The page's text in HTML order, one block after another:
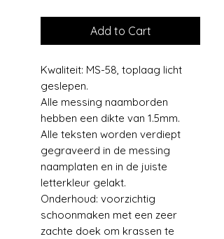
Add to Cart
Kwaliteit: MS-58, toplaag licht
geslepen.
Alle messing naamborden
hebben een dikte van 1.5mm.
Alle teksten worden verdiept
gegraveerd in de messing
naamplaten en in de juiste
letterkleur gelakt.
Onderhoud: voorzichtig
schoonmaken met een zeer
zachte doek om krassen te